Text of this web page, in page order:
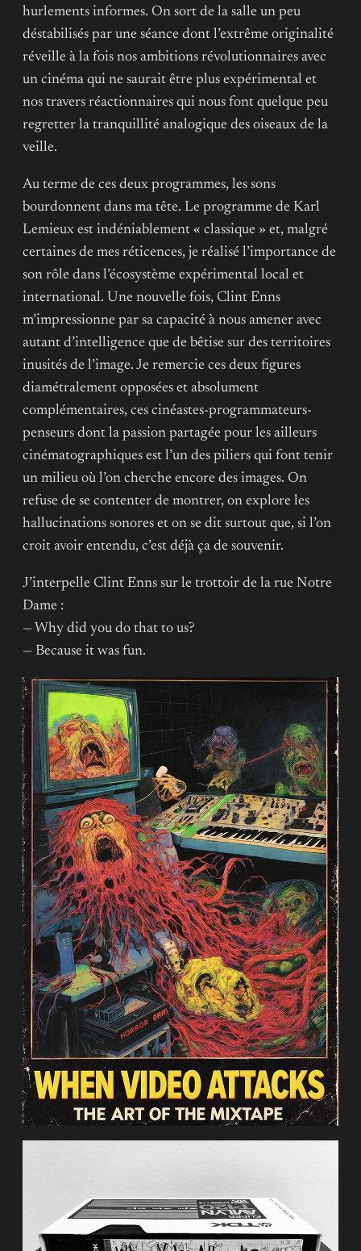
hurlements informes. On sort de la salle un peu
déstabilisés par une séance dont l’extrême originalité
réveille à la fois nos ambitions révolutionnaires avec
un cinéma qui ne saurait être plus expérimental et
nos travers réactionnaires qui nous font quelque peu
regretter la tranquillité analogique des oiseaux de la
veille.
Au terme de ces deux programmes, les sons
bourdonnent dans ma tête. Le programme de Karl
Lemieux est indéniablement « classique » et, malgré
certaines de mes réticences, je réalisé l’importance de
son rôle dans l’écosystème expérimental local et
international. Une nouvelle fois, Clint Enns
m’impressionne par sa capacité à nous amener avec
autant d’intelligence que de bêtise sur des territoires
inusités de l’image. Je remercie ces deux figures
diamétralement opposées et absolument
complémentaires, ces cinéastes-programmateurs-
penseurs dont la passion partagée pour les ailleurs
cinématographiques est l’un des piliers qui font tenir
un milieu où l’on cherche encore des images. On
refuse de se contenter de montrer, on explore les
hallucinations sonores et on se dit surtout que, si l’on
croit avoir entendu, c’est déjà ça de souvenir.
J’interpelle Clint Enns sur le trottoir de la rue Notre
Dame :
— Why did you do that to us?
— Because it was fun.